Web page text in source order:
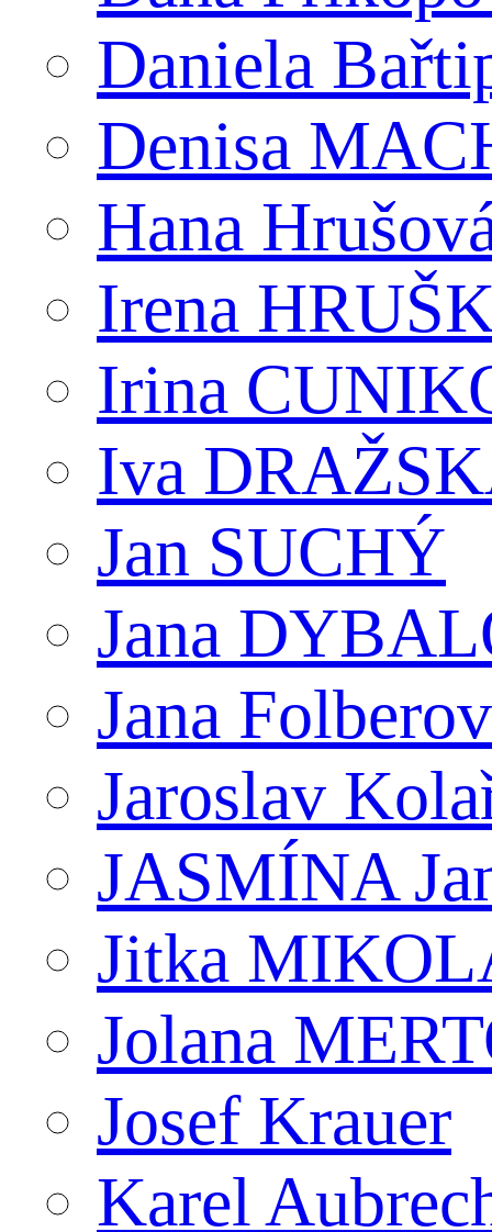
Daniela
Denisa
Hana
Irena
Irina
Iva
Jan SUCHÝ
Jana
Jana
Jaroslav
JASMÍNA
Jitka
Jolana
Josef Krauer
Karel